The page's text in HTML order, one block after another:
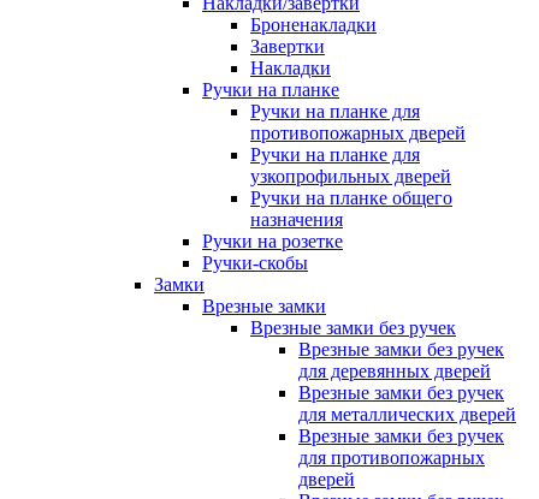
Броненакладки
Завертки
Накладки
Ручки на планке
Ручки на планке для
противопожарных дверей
Ручки на планке для
узкопрофильных дверей
Ручки на планке общего
назначения
Ручки на розетке
Ручки-скобы
Замки
Врезные замки
Врезные замки без ручек
Врезные замки без ручек
для деревянных дверей
Врезные замки без ручек
для металлических дверей
Врезные замки без ручек
для противопожарных
дверей